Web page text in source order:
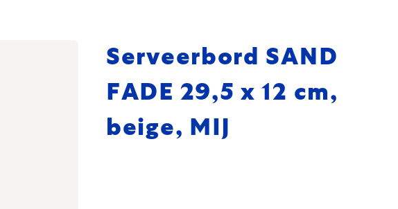
Serveerbord SAND
FADE 29,5 x 12 cm,
beige, MIJ